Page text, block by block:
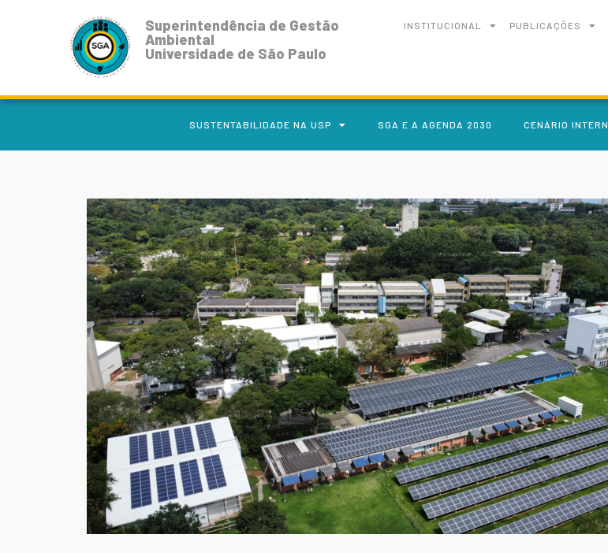
Superintendência de Gestão
Ambiental
Universidade de São Paulo
INSTITUCIONAL PUBLICAÇÕES
SUSTENTABILIDADE NA USP SGA E A AGENDA 2030 CENÁRIO